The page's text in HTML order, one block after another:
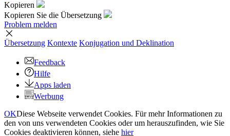
Kopieren
Kopieren Sie die Übersetzung
Problem melden
Übersetzung Kontexte Konjugation und Deklination
Feedback
Hilfe
Apps laden
Werbung
OKDiese Webseite verwendet Cookies. Für mehr Informationen zu
den von uns verwendeten Cookies oder um herauszufinden, wie Sie
Cookies deaktivieren können, siehe hier